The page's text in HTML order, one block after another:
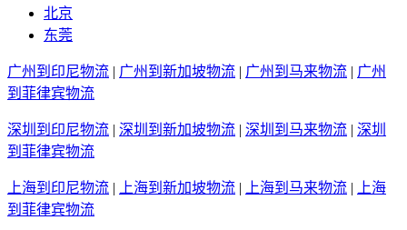
北京
东莞
广州到印尼物流 | 广州到新加坡物流 | 广州到马来物流 | 广州
到菲律宾物流
深圳到印尼物流 | 深圳到新加坡物流 | 深圳到马来物流 | 深圳
到菲律宾物流
上海到印尼物流 | 上海到新加坡物流 | 上海到马来物流 |
上海
到菲律宾物流